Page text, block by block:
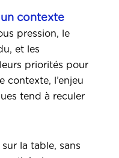
contexte
pression, le
et les
priorités pour
contexte, l’enjeu
tend à reculer
la table, sans